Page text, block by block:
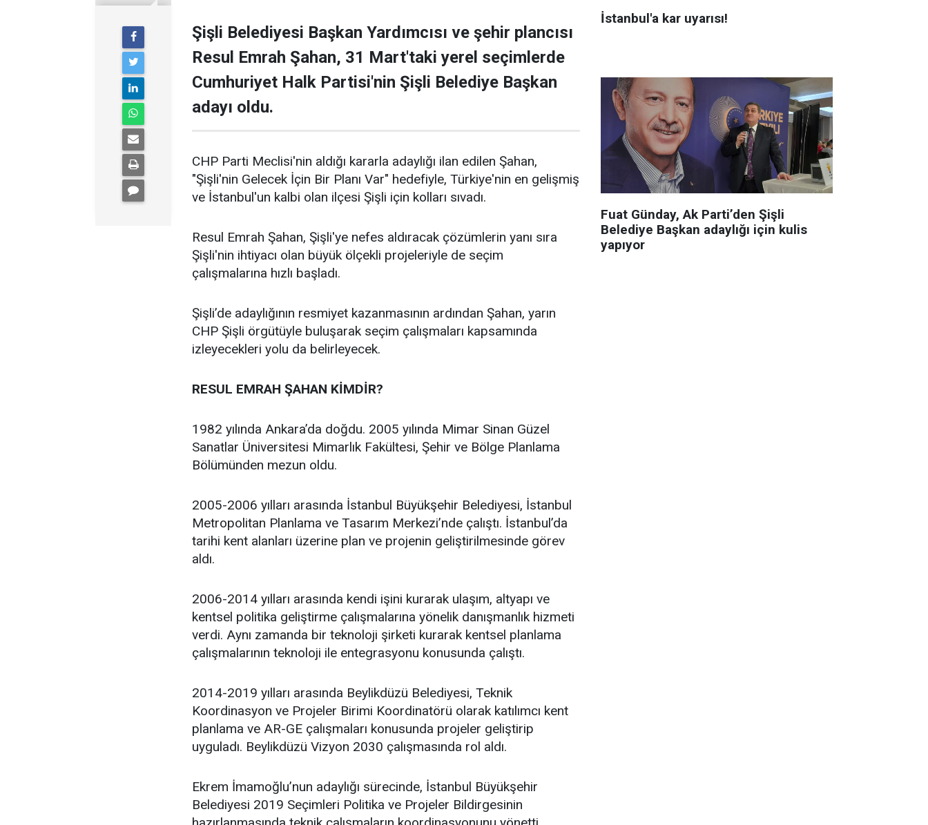
Şişli Belediyesi Başkan Yardımcısı ve şehir plancısı
Resul Emrah Şahan, 31 Mart'taki yerel seçimlerde
Cumhuriyet Halk Partisi'nin Şişli Belediye Başkan
adayı oldu.
CHP Parti Meclisi'nin aldığı kararla adaylığı ilan edilen Şahan,
"Şişli'nin Gelecek İçin Bir Planı Var" hedefiyle, Türkiye'nin en gelişmiş
ve İstanbul'un kalbi olan ilçesi Şişli için kolları sıvadı.
Resul Emrah Şahan, Şişli'ye nefes aldıracak çözümlerin yanı sıra
Şişli'nin ihtiyacı olan büyük ölçekli projeleriyle de seçim
çalışmalarına hızlı başladı.
Şişli’de adaylığının resmiyet kazanmasının ardından Şahan, yarın
CHP Şişli örgütüyle buluşarak seçim çalışmaları kapsamında
izleyecekleri yolu da belirleyecek.
RESUL EMRAH ŞAHAN KİMDİR?
1982 yılında Ankara’da doğdu. 2005 yılında Mimar Sinan Güzel
Sanatlar Üniversitesi Mimarlık Fakültesi, Şehir ve Bölge Planlama
Bölümünden mezun oldu.
2005-2006 yılları arasında İstanbul Büyükşehir Belediyesi, İstanbul
Metropolitan Planlama ve Tasarım Merkezi’nde çalıştı. İstanbul’da
tarihi kent alanları üzerine plan ve projenin geliştirilmesinde görev
aldı.
2006-2014 yılları arasında kendi işini kurarak ulaşım, altyapı ve
kentsel politika geliştirme çalışmalarına yönelik danışmanlık hizmeti
verdi. Aynı zamanda bir teknoloji şirketi kurarak kentsel planlama
çalışmalarının teknoloji ile entegrasyonu konusunda çalıştı.
2014-2019 yılları arasında Beylikdüzü Belediyesi, Teknik
Koordinasyon ve Projeler Birimi Koordinatörü olarak katılımcı kent
planlama ve AR-GE çalışmaları konusunda projeler geliştirip
uyguladı. Beylikdüzü Vizyon 2030 çalışmasında rol aldı.
Ekrem İmamoğlu’nun adaylığı sürecinde, İstanbul Büyükşehir
Belediyesi 2019 Seçimleri Politika ve Projeler Bildirgesinin
İstanbul'a kar uyarısı!
Fuat Günday, Ak Parti’den Şişli
Belediye Başkan adaylığı için kulis
yapıyor